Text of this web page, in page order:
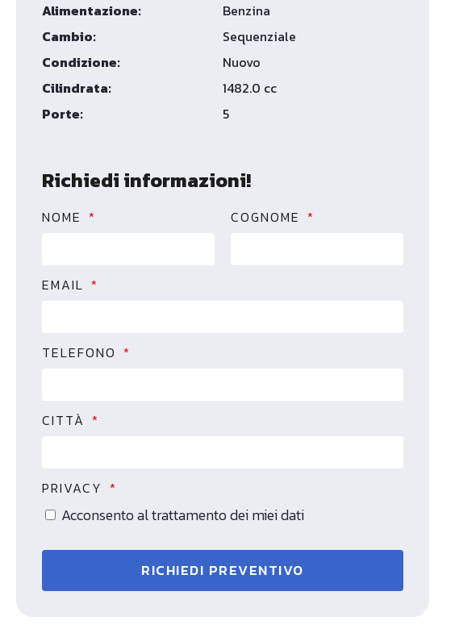
Alimentazione:
Benzina
Cambio:
Sequenziale
Condizione:
Nuovo
Cilindrata:
1482.0 cc
Porte:
5
Richiedi informazioni!
NOME COGNOME
EMAIL
TELEFONO
CITTÀ
PRIVACY
Acconsento al trattamento dei miei dati
RICHIEDI PREVENTIVO